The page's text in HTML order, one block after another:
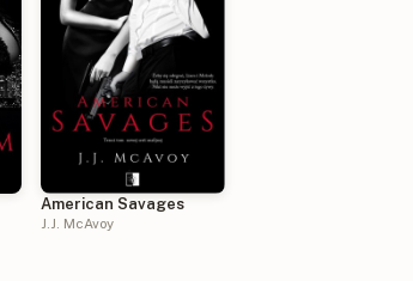
American Savages
J.J. McAvoy